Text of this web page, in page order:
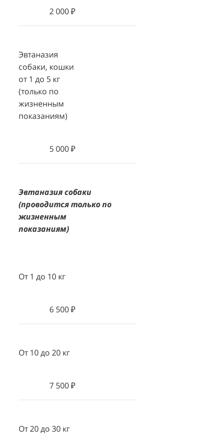
2 000 ₽
Эвтаназия
собаки, кошки
от 1 до 5 кг
(только по
жизненным
показаниям)
5 000 ₽
Эвтаназия собаки
(проводится только по
жизненным
показаниям)
От 1 до 10 кг
6 500 ₽
От 10 до 20 кг
7 500 ₽
От 20 до 30 кг